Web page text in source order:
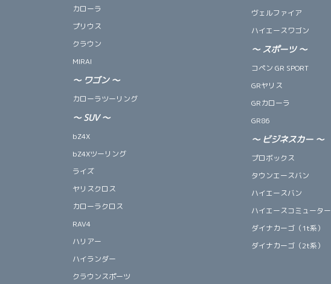
カローラ
プリウス
クラウン
MIRAI
～ ワゴン ～
カローラツーリング
～ SUV～
bZ4X
bZ4Xツーリング
ライズ
ヤリスクロス
カローラクロス
RAV4
ハリアー
ハイランダー
クラウンスポーツ
ヴェルファイア
ハイエースワゴン
～ スポーツ ～
コペン GR SPORT
GRヤリス
GRカローラ
GR86
～ ビジネスカー ～
プロボックス
タウンエースバン
ハイエースバン
ハイエースコミューター
ダイナカーゴ（1t系）
ダイナカーゴ（2t系）